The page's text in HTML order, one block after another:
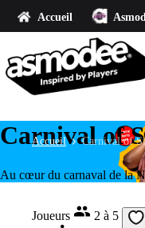
Accueil
Accueil Carnival of
Carnival of
Au cœur du carnaval de la
Joueurs
2 à 5